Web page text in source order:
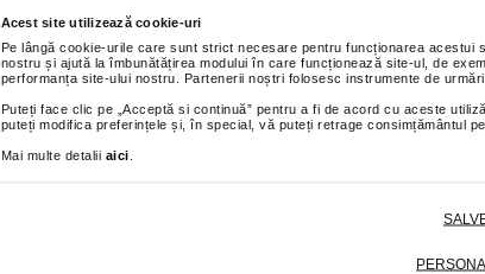
Acest site utilizează cookie-uri
Pe lângă cookie-urile care sunt strict necesare pentru funcționarea
nostru și ajută la îmbunătățirea modului în care funcționează site-ul, de
performanța site-ului nostru. Partenerii noștri folosesc instrumente de
Puteți face clic pe „Acceptă si continuă” pentru a fi de acord cu aceste
puteți modifica preferințele și, în special, vă puteți retrage consimțământul
Mai multe detalii aici
Crema de ingrijire
pentru calcaie,cu
picioarelor
Adora – Adorabili
din prima clipa
Seturi cadou
Baylis&Harding